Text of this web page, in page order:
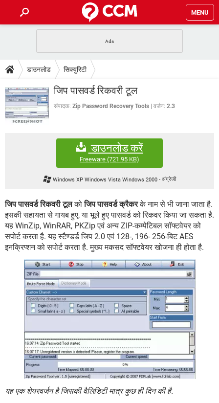
MENU
फोन पर अकाउंट बैलेंस चेक
WhatsApp Hack हो गया? Lucky Patcher यूज करें
टेक-स्पेशल
2020 के फ्री एंटीवायरस
बेस्ट फ्री ऑनलाइन गेम्स
डाउनलोड
Vidmate PUBG Mobile
WhatsRemoved+
FORUM
कंप्यूटर बस
डाउनलोड सिक्युरिटी
जिप पासवर्ड रिकवरी टूल
संपादक: Zip Password Recovery Tools वर्जन: 2.3
डाउनलोड करें
Freeware (721.95 KB)
Windows XP Windows Vista Windows 2000-अंग्रेजी
जिप पासवर्ड रिकवरी टूलकोजिप पासवर्ड क्रैकरके नाम से भी जाना जाता है.
इसकी सहायता से गायब हुए, या भूले हुए पासवर्ड को रिकवर किया जा सकता है.
यह WinZip, WinRAR, PKZip एवं अन्य ZIP-कम्पेटिबल सॉफ्टवेयर को
सपोर्ट करता है. यह स्टैण्डर्ड जिप 2.0 एवं 128-, 196- 256-बिट AES
इनक्रिप्शन को सपोर्ट करता है. मुख्य मकसद सॉफ्टवेयर खोजना ही होता है.
यह एक शेयरवर्जन है जिसकी वैलिडिटी मात्र कुछ ही दिन की है.